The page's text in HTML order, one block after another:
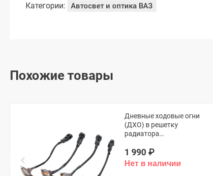
Категории: Автосвет и оптика ВАЗ
Похожие товары
Дневные ходовые огни
(ДХО) в решетку
радиатора
оранжевые)
1 990 ₽